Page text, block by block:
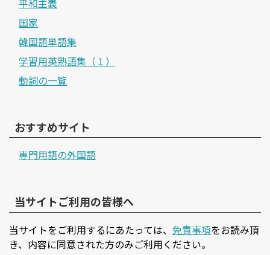
国家
韓国語単語集
学習用英熟語集（１）
動詞の一覧
おすすめサイト
専門用語の外国語
当サイトご利用の皆様へ
当サイトをご利用するにあたっては、 免責事項をお読み頂
き、内容に同意された方のみご利用ください。